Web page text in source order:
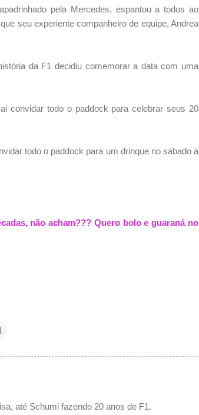
pela Mercedes, espantou a todos ao
seu experiente companheiro de equipe, Andrea
da F1 decidiu comemorar a data com uma
convidar todo o paddock para celebrar seus 20
todo o paddock para um drinque no sábado à
não acham??? Quero bolo e guaraná no
até Schumi fazendo 20 anos de F1.